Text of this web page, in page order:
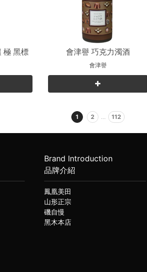
極 黑標 會津譽 巧克力濁酒
會津譽
1 2 … 112
Brand Introduction
品牌介紹
鳳凰美田
山形正宗
磯自慢
黑木本店